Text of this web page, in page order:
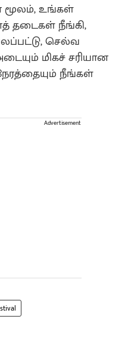
மூலம், உங்கள்
தடைகள் நீங்கி,
செல்வ
மிகச் சரியான
நீங்கள்
Advertisement